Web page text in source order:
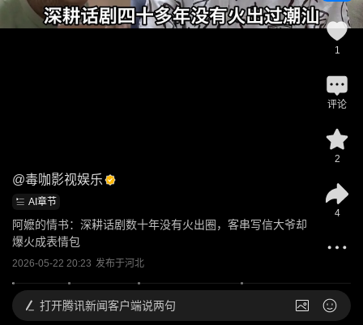
@毒咖影视娱乐
AI章节
阿嬷的情书：深耕话剧数十年没有火出圈，客串写信大爷却
爆火成表情包
2026-05-22 20:23 发布于河北
1
评论
2
4
打开腾讯新闻客户端说两句